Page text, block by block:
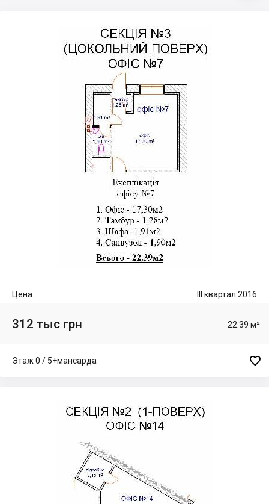
Цена: III квартал 2016
312 тыс грн 22.39 м²
Этаж 0 / 5+мансарда 